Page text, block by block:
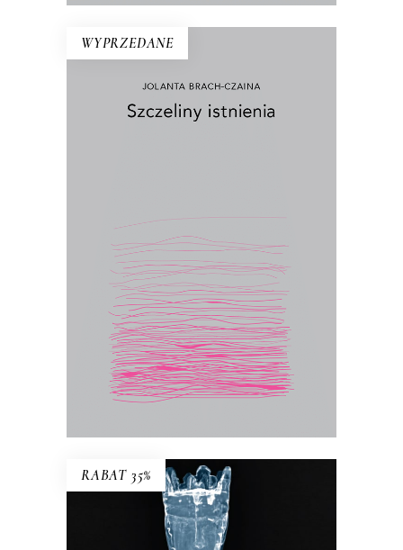
WYPRZEDANE
E-BOOK DO KOSZYKA
Brach-Czainy. Wydany po raz pierwszy
w 1992 roku esej był wielkim
wydarzeniem literackim. Zyskał miano
książki kultowej, „biblii feminizmu”.
35.00zł 17.50zł
RABAT 35%